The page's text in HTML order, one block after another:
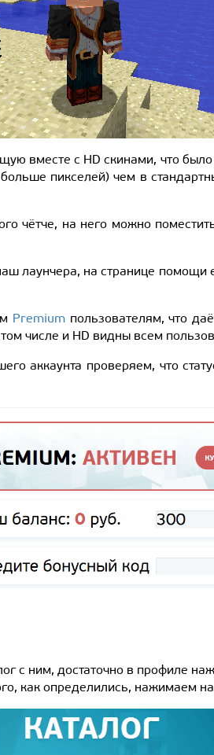
вместе с HD скинами, что
пикселей) чем в
чётче, на него можно
лаунчера, на странице помощи
Premium пользователям, что
числе и HD видны всем
аккаунта проверяем, что
с ним, достаточно в профиле
как определились, нажимаем на